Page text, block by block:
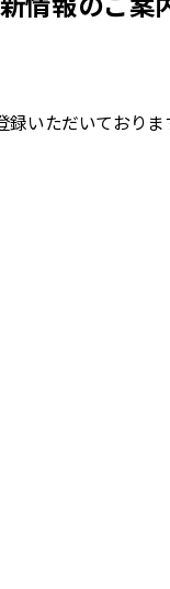
録いただいており